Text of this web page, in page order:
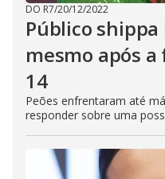
DO R7/20/12/2022
Público shippa
mesmo após a
14
Peões enfrentaram até
responder sobre uma